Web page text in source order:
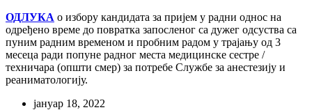
ОДЛУКА о избору кандидата за пријем у радни однос на
одређено време до повратка запосленог са дужег одсуства са
пуним радним временом и пробним радом у трајању од 3
месеца ради попуне радног места медицинске сестре /
техничара (општи смер) за потребе Службе за анестезију и
реаниматологију.
јануар 18, 2022